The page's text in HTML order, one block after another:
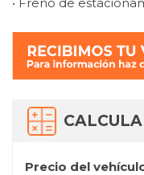
Precio del